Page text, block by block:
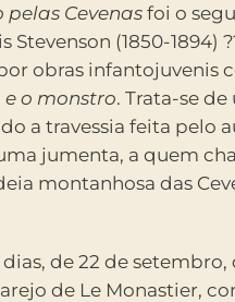
Cevenas foi o
Stevenson (1850-1894)
obras infantojuvenis
o monstro. Trata-se de
a travessia feita pelo
jumenta, a quem
montanhosa das
de 22 de setembro,
de Le Monastier,